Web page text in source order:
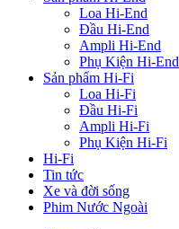
Loa Hi-End
Đầu Hi-End
Ampli Hi-End
Phụ Kiện Hi-End
Sản phẩm Hi-Fi
Loa Hi-Fi
Đầu Hi-Fi
Ampli Hi-Fi
Phụ Kiện Hi-Fi
Hi-Fi
Tin tức
Xe và đời sống
Phim Nước Ngoài